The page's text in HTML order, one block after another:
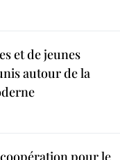
et de jeunes
autour de la
pour le